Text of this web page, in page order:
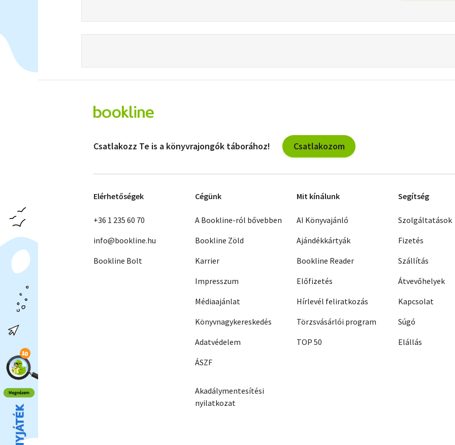
Csatlakozz Te is a könyvrajongók táborához! Csatlakozom
Elérhetőségek
+36 1 235 60 70
info@bookline.hu
Bookline Bolt
Cégünk
A Bookline-ról bővebben
Bookline Zöld
Karrier
Impresszum
Médiaajánlat
Könyvnagykereskedés
Adatvédelem
ÁSZF
Akadálymentesítési
nyilatkozat
Mit kínálunk
AI Könyvajánló
Ajándékkártyák
Bookline Reader
Előfizetés
Hírlevél feliratkozás
Törzsvásárlói program
TOP 50
Segítség
Szolgáltatások
Fizetés
Szállítás
Átvevőhelyek
Kapcsolat
Súgó
Elállás